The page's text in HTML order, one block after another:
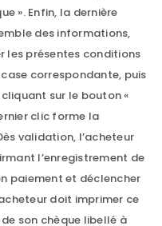
». Enfin, la dernière
des informations,
les présentes conditions
correspondante, puis
sur le bouton «
clic forme la
validation, l’acheteur
l’enregistrement de
paiement et déclencher
doit imprimer ce
son chèque libellé à